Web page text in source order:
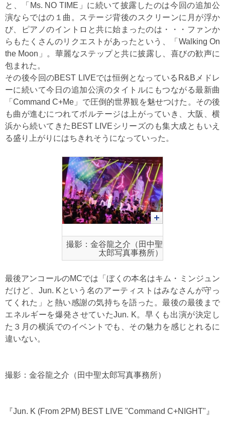
と、「Ms. NO TIME」に続いて披露したのは今回の追加公
演ならではの１曲。ステージ背後のスクリーンに月が浮か
び、ピアノのイントロと共に始まったのは・・・ファンか
らもたくさんのリクエストがあったという、「Walking On
the Moon」。華麗なステップと共に披露し、喜びの歓声に
包まれた。
その後今回のBEST LIVEでは恒例となっているR&Bメドレ
ーに続いて今日の追加公演のタイトルにもつながる最新曲
「Command C+Me」で圧倒的世界観を魅せつけた。その後
も曲が進むにつれてボルテージは上がっていき、大阪、横
浜から続いてきたBEST LIVEシリーズのも集大成ともいえ
る盛り上がりにはちきれそうになっていった。
撮影：金谷龍之介（田中聖
太郎写真事務所）
最後アンコールのMCでは「ぼくの本名はキム・ミンジュン
だけど、Jun. Kという名のアーティストはみなさんが守っ
てくれた」と熱い感謝の気持ちを語った。最後の最後まで
エネルギーを爆発させていたJun. K。早くも出演が決定し
た３月の横浜でのイベントでも、その魅力を感じとれるに
違いない。
撮影：金谷龍之介（田中聖太郎写真事務所）
『Jun. K (From 2PM) BEST LIVE "Command C+NIGHT"』